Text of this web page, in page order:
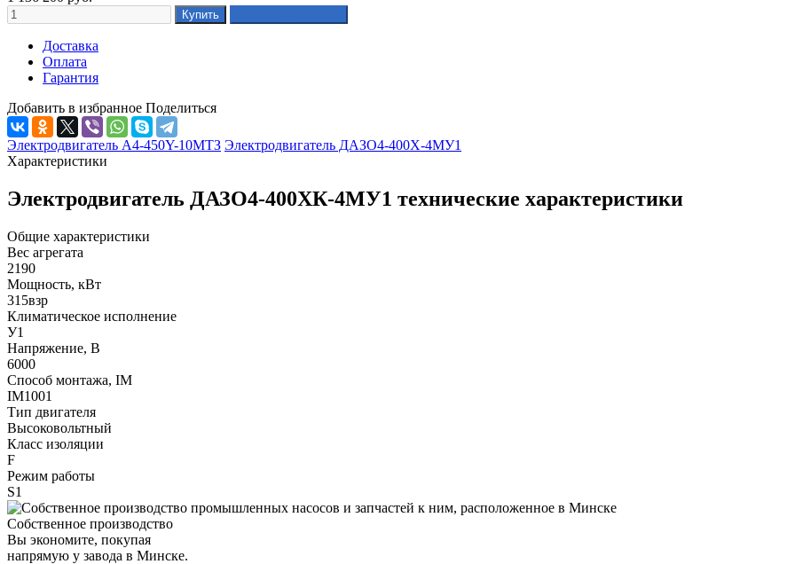
Доставка
Оплата
Гарантия
Добавить в избранное Поделиться
Электродвигатель А4-450Y-10МТЗ Электродвигатель ДАЗО4-400Х-4МУ1
Характеристики
Электродвигатель ДАЗО4-400ХК-4МУ1 технические характеристики
Общие характеристики
Вес агрегата
2190
Мощность, кВт
315взр
Климатическое исполнение
У1
Напряжение, В
6000
Способ монтажа, IM
IM1001
Тип двигателя
Высоковольтный
Класс изоляции
F
Режим работы
S1
Собственное производство
Вы экономите, покупая
напрямую у завода в Минске.